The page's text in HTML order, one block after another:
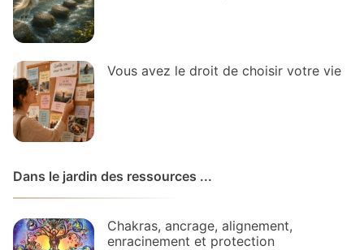
Vous avez le droit de choisir votre vie
Dans le jardin des ressources ...
Chakras, ancrage, alignement,
enracinement et protection